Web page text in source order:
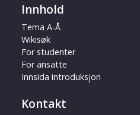
Innhold
Tema A-Å
Wikisøk
For studenter
For ansatte
Innsida introduksjon
Kontakt